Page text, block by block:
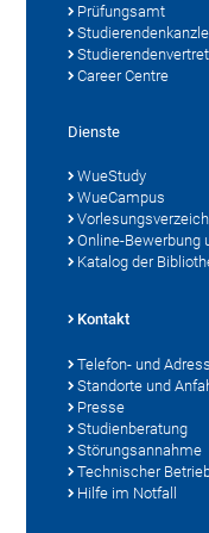
Prüfungsamt
Career Centre
Dienste
WueStudy
WueCampus
Online-Bewerbung
Katalog der
Kontakt
Telefon- und
Standorte und
Presse
Studienberatung
Störungsannahme
Technischer
Hilfe im Notfall